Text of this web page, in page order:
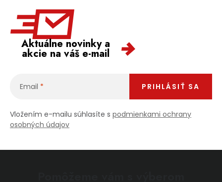
Aktuálne novinky a
akcie na váš e-mail
Email
Vložením e-mailu súhlasíte s podmienkami ochrany
osobných údajov
PRIHLÁSIŤ SA